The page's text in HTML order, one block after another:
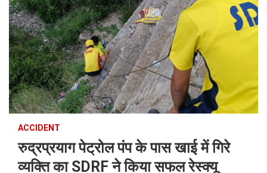
ACCIDENT
रुद्रप्रयाग पेट्रोल पंप के पास खाई में गिरे
व्यक्ति का SDRF ने किया सफल रेस्क्यू